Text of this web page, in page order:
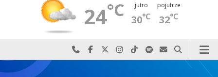
24°C jutro
30°C
pojutrze
32°C
Najlepiej po prostu do nas zadzwoń
Odwiedź nas na Facebook-u
Odwiedź nas na X
Odwiedź nas na Instagram-ie
Odwiedź nas na TikTok-u
Szukaj nas na Spotify
Wyślij do nas
Szukaj